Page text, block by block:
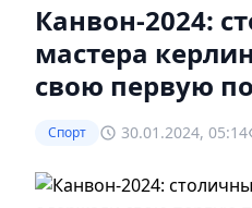
Канвон-2024:
мастера
свою первую
Спорт 30.01.2024, 05:14